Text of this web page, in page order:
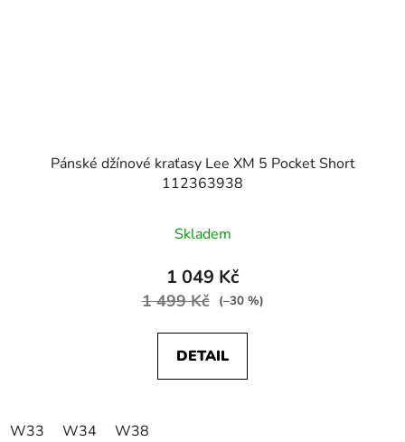
Pánské džínové kraťasy Lee XM 5 Pocket Short
112363938
Skladem
1 049 Kč
1 499 Kč (–30 %)
DETAIL
W33 W34 W38